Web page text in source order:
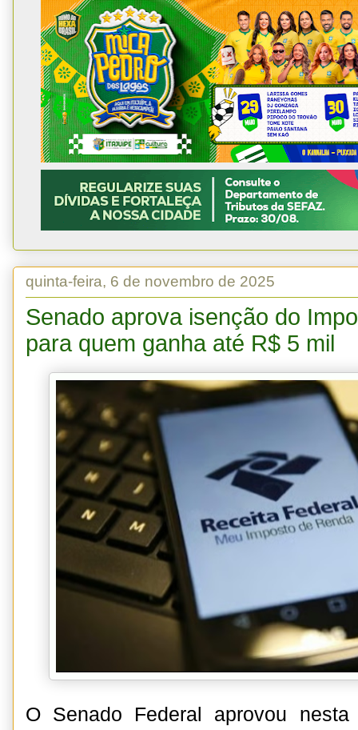
quinta-feira, 6 de novembro de 2025
Senado aprova isenção do
para quem ganha até R$ 5 mil
O Senado Federal aprovou